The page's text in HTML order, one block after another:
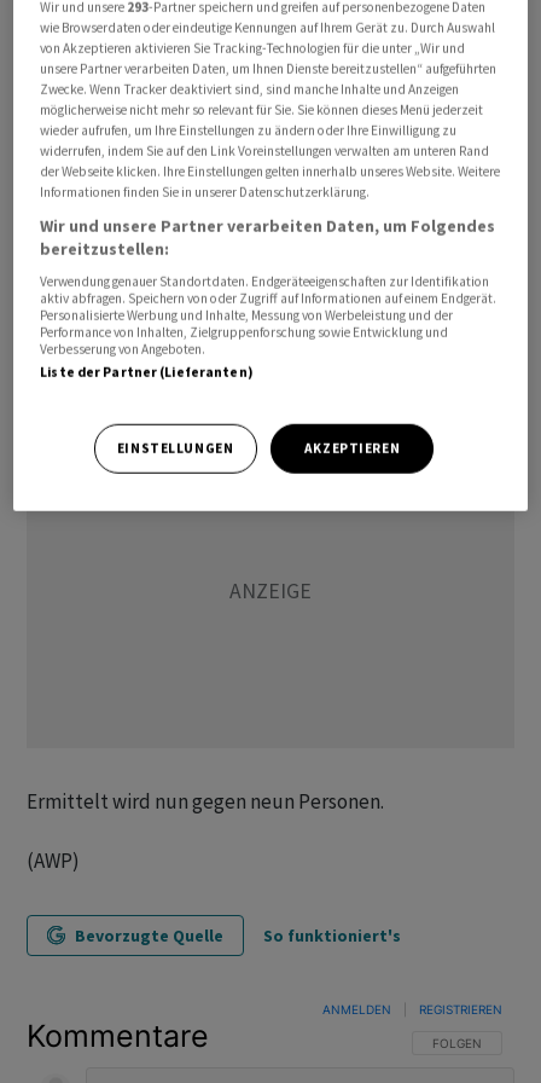
des aktuellen Teams für öffentliche Sicherheit. Dies
bestätigte die Walliser Staatsanwaltschaft am Montag
der Nachrichtenagentur Keystone-SDA. Zuerst darüber
berichtet hatte «24 heures».
Die fünf Angeklagten müssen sich wegen fahrlässiger
Tötung, fahrlässiger Körperverletzung und fahrlässiger
Brandstiftung verantworten. Es handelt sich um
der Unglücksbar «Le Constellation», Jacques und
Jessica Moretti, sowie gegen den ehemaligen und den
aktuellen Sicherheitsbeauftragten der Gemeinde Crans-
Ermittelt wird nun gegen neun Personen.
(AWP)
Bevorzugte Quelle So funktioniert's
Kommentare FOLGE DIESER
FOLGEN
ANMELDEN REGISTRIEREN
Wir und unsere 293-Partner speichern und greifen auf personenbezogene Daten
wie Browserdaten oder eindeutige Kennungen auf Ihrem Gerät zu. Durch Auswahl
von Akzeptieren aktivieren Sie Tracking-Technologien für die unter „Wir und
unsere Partner verarbeiten Daten, um Ihnen Dienste bereitzustellen“ aufgeführten
Zwecke. Wenn Tracker deaktiviert sind, sind manche Inhalte und Anzeigen
möglicherweise nicht mehr so relevant für Sie. Sie können dieses Menü jederzeit
wieder aufrufen, um Ihre Einstellungen zu ändern oder Ihre Einwilligung zu
widerrufen, indem Sie auf den Link Voreinstellungen verwalten am unteren Rand
der Webseite klicken. Ihre Einstellungen gelten innerhalb unseres Website. Weitere
Informationen finden Sie in unserer Datenschutzerklärung.
Wir und unsere Partner verarbeiten Daten, um Folgendes
bereitzustellen:
Verwendung genauer Standortdaten. Endgeräteeigenschaften zur Identifikation
aktiv abfragen. Speichern von oder Zugriff auf Informationen auf einem Endgerät.
Personalisierte Werbung und Inhalte, Messung von Werbeleistung und der
Performance von Inhalten, Zielgruppenforschung sowie Entwicklung und
Verbesserung von Angeboten.
Liste der Partner (Lieferanten)
EINSTELLUNGEN AKZEPTIEREN